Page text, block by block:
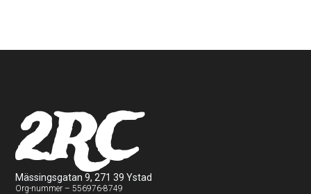
2RC
Mässingsgatan 9, 271 39 Ystad
Org-nummer – 556976-8749